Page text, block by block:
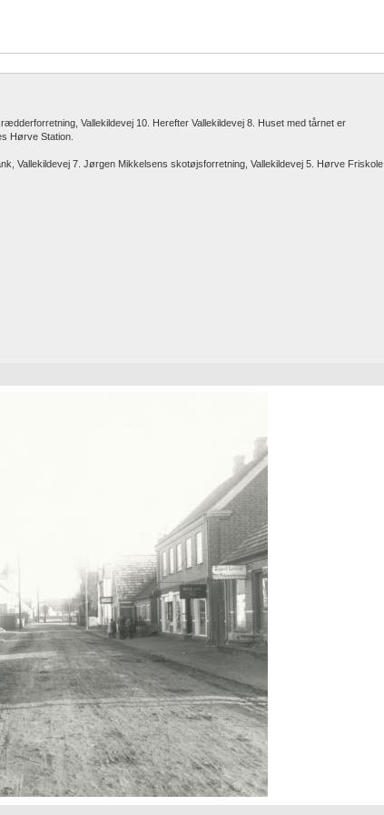
Vallekildevej 10. Herefter Vallekildevej 8. Huset med tårnet er
Hørve Station.
Vallekildevej 7. Jørgen Mikkelsens skotøjsforretning, Vallekildevej 5. Hørve Friskole,